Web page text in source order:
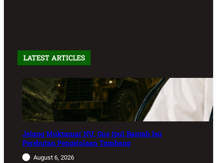
LATEST ARTICLES
Jelang Muktamar NU, Gus Ipul Bantah Isu
Perebutan Pengelolaan Tambang
August 6, 2026